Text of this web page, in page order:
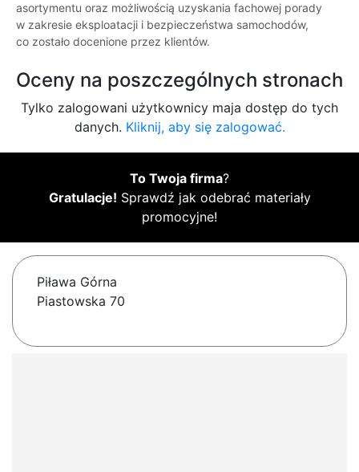
asortymentu oraz możliwością uzyskania fachowej porady
w zakresie eksploatacji i bezpieczeństwa samochodów,
co zostało docenione przez klientów.
Oceny na poszczególnych stronach
Tylko zalogowani użytkownicy maja dostęp do tych
danych. Kliknij, aby się zalogować.
To Twoja firma?
Gratulacje! Sprawdź jak odebrać materiały
promocyjne!
Piława Górna
Piastowska 70